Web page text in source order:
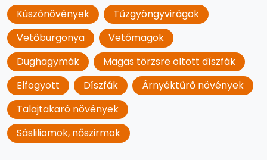
Kúszónövények
Tűzgyöngyvirágok
Vetőburgonya
Vetőmagok
Dughagymák
Magas törzsre oltott díszfák
Elfogyott
Díszfák
Árnyéktűrő növények
Talajtakaró növények
Sásliliomok, nőszirmok